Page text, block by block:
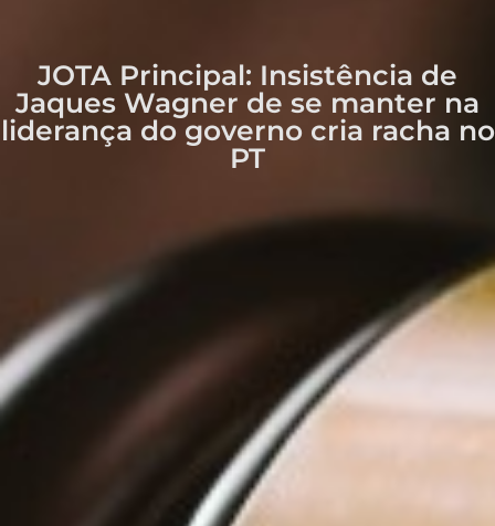
JOTA Principal: Insistência de
Jaques Wagner de se manter na
liderança do governo cria racha no
PT